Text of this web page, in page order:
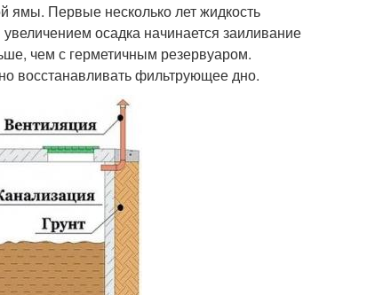
ямы. Первые несколько лет жидкость
осадка начинается заиливание
чем с герметичным резервуаром.
восстанавливать фильтрующее дно.